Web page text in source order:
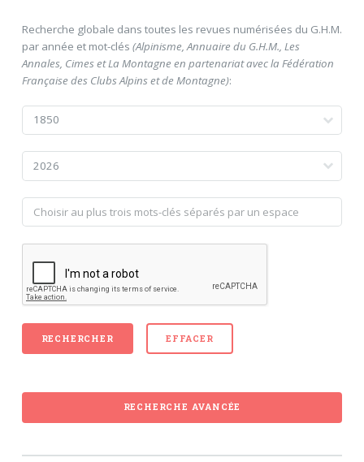
Recherche globale dans toutes les revues numérisées du G.H.M.
par année et mot-clés (Alpinisme, Annuaire du G.H.M., Les
Annales, Cimes et La Montagne en partenariat avec la Fédération
Française des Clubs Alpins et de Montagne):
RECHERCHE AVANCÉE